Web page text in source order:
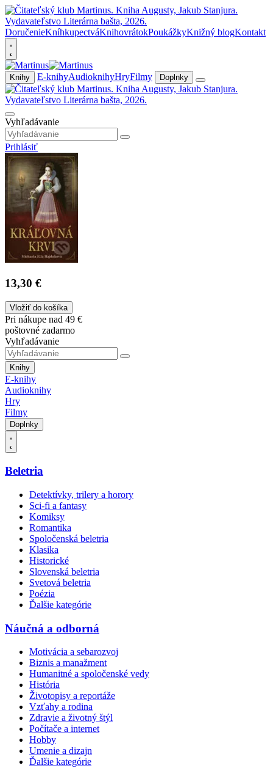
DoručenieKníhkupectváKnihovrátokPoukážkyKnižný blogKontakt
Knihy E-knihyAudioknihyHryFilmy Doplnky
Vyhľadávanie
Prihlásiť
13,30 €
Vložiť do košíka
Pri nákupe nad 49 €
poštovné zadarmo
Vyhľadávanie
Knihy
E-knihy
Audioknihy
Hry
Filmy
Doplnky
Beletria
Detektívky, trilery a horory
Sci-fi a fantasy
Komiksy
Romantika
Spoločenská beletria
Klasika
Historické
Slovenská beletria
Svetová beletria
Poézia
Ďalšie kategórie
Náučná a odborná
Motivácia a sebarozvoj
Biznis a manažment
Humanitné a spoločenské vedy
História
Životopisy a reportáže
Vzťahy a rodina
Zdravie a životný štýl
Počítače a internet
Hobby
Umenie a dizajn
Ďalšie kategórie